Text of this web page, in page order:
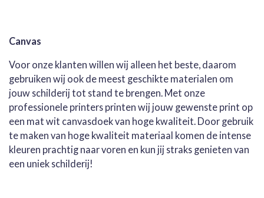
Canvas
Voor onze klanten willen wij alleen het beste, daarom
gebruiken wij ook de meest geschikte materialen om
jouw schilderij tot stand te brengen. Met onze
professionele printers printen wij jouw gewenste print op
een mat wit canvasdoek van hoge kwaliteit. Door gebruik
te maken van hoge kwaliteit materiaal komen de intense
kleuren prachtig naar voren en kun jij straks genieten van
een uniek schilderij!